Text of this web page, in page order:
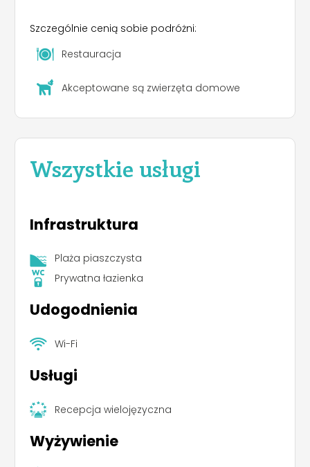
Szczególnie cenią sobie podróżni:
Restauracja
Akceptowane są zwierzęta domowe
Wszystkie usługi
Infrastruktura
Plaża piaszczysta
Prywatna łazienka
Udogodnienia
Wi-Fi
Usługi
Recepcja wielojęzyczna
Wyżywienie